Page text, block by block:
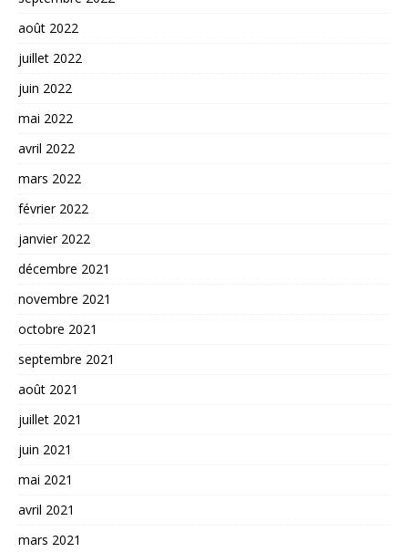
août 2022
juillet 2022
juin 2022
mai 2022
avril 2022
mars 2022
février 2022
janvier 2022
décembre 2021
novembre 2021
octobre 2021
septembre 2021
août 2021
juillet 2021
juin 2021
mai 2021
avril 2021
mars 2021